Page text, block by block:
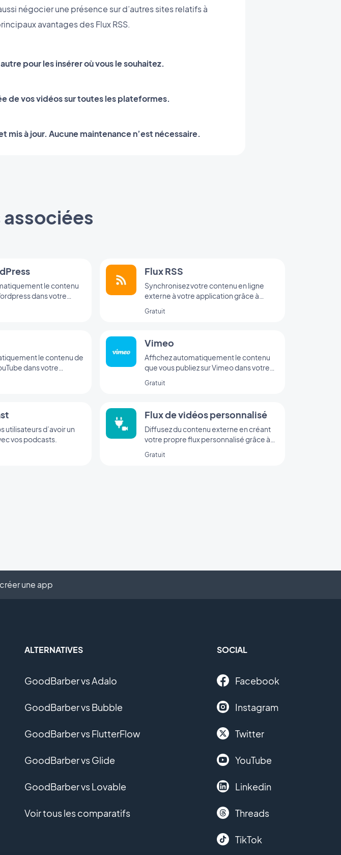
négocier une présence sur d’autres sites relatifs à
avantages des Flux RSS.
pour les insérer où vous le souhaitez.
de vos vidéos sur toutes les plateformes.
à jour. Aucune maintenance n’est nécessaire.
le contenu
dans votre
Flux RSS
Synchronisez votre contenu en ligne
externe à votre application grâce à
Gratuit
le contenu de
dans votre
Vimeo
Affichez automatiquement le contenu
que vous publiez sur Vimeo dans votre
l’intégration Vimeo, pour une
Gratuit
utilisateurs d’avoir un
vos podcasts.
Flux de vidéos personnalisé
Diffusez du contenu externe en créant
votre propre flux personnalisé grâce à
Gratuit
une app
ALTERNATIVES
GoodBarber vs Adalo
GoodBarber vs Bubble
GoodBarber vs FlutterFlow
GoodBarber vs Glide
GoodBarber vs Lovable
Voir tous les comparatifs
SOCIAL
Facebook
Instagram
Twitter
YouTube
Linkedin
Threads
TikTok